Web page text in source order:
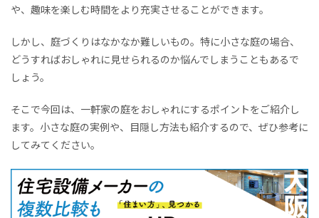
や、趣味を楽しむ時間をより充実させることができます。
しかし、庭づくりはなかなか難しいもの。特に小さな庭の場合、
どうすればおしゃれに見せられるのか悩んでしまうこともあるで
しょう。
そこで今回は、一軒家の庭をおしゃれにするポイントをご紹介し
ます。小さな庭の実例や、目隠し方法も紹介するので、ぜひ参考に
してみてください。